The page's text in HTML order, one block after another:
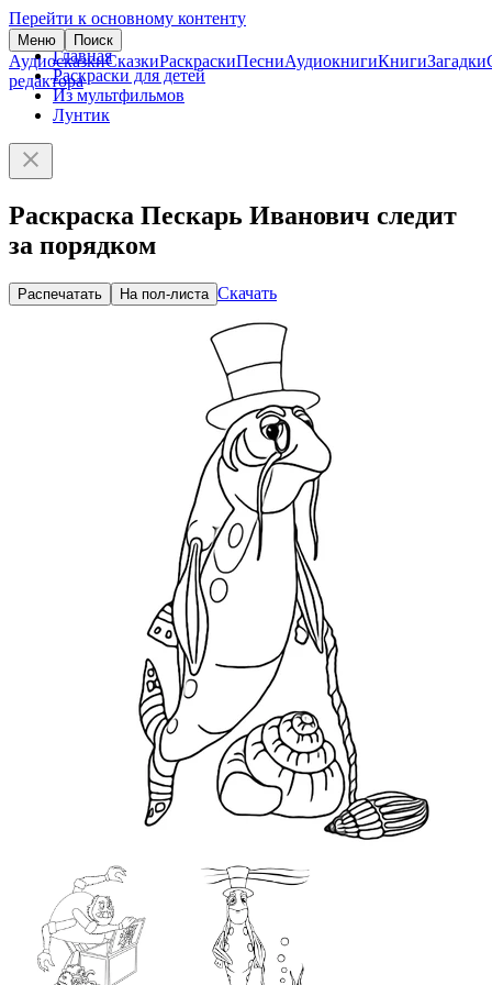
Перейти к основному контенту
Меню Поиск
АудиосказкиСказкиРаскраскиПесниАудиокнигиКнигиЗагадки
редактора
Главная
Раскраски для детей
Из мультфильмов
Лунтик
Раскраска Пескарь Иванович следит
за порядком
Распечатать На пол-листа Скачать